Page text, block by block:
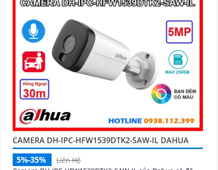
CAMERA DH-IPC-HFW1539DTK2-SAW-IL DAHUA
5%-35%
Liên Hệ